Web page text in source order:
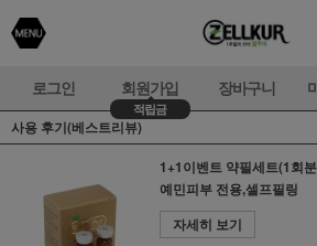
로그인 회원가입
적립금
장바구니
사용 후기(베스트리뷰)
1+1이벤트 약필세트(1회
예민피부 전용,셀프필링
자세히 보기